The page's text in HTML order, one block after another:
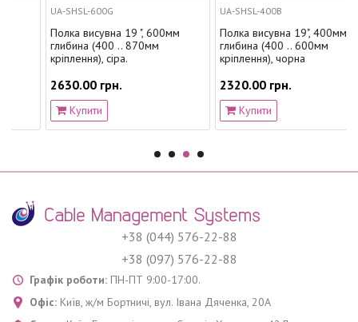
UA-SHSL-600G
Полка висувна 19 ", 600мм
глибина (400 .. 870мм
кріплення), сіра.
2630.00 грн.
Купити
UA-SHSL-400B
Полка висувна 19", 400мм
глибина (400 .. 600мм
кріплення), чорна
2320.00 грн.
Купити
+38 (044) 576-22-88
+38 (097) 576-22-88
Графік роботи: ПН-ПТ 9:00-17:00.
Офіс: Київ, ж/м Бортничі, вул. Івана Дяченка, 20А